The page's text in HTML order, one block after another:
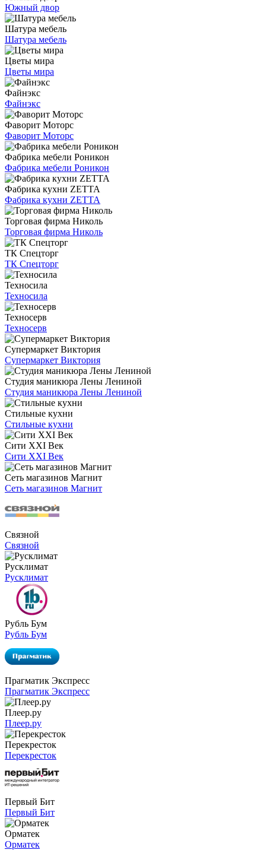
Южный двор
Шатура мебель
Шатура мебель
Цветы мира
Цветы мира
Файнэкс
Файнэкс
Фаворит Моторс
Фаворит Моторс
Фабрика мебели Роникон
Фабрика мебели Роникон
Фабрика кухни ZETTA
Фабрика кухни ZETTA
Торговая фирма Николь
Торговая фирма Николь
ТК Спецторг
ТК Спецторг
Техносила
Техносила
Техносерв
Техносерв
Супермаркет Виктория
Супермаркет Виктория
Студия маникюра Лены Лениной
Студия маникюра Лены Лениной
Стильные кухни
Стильные кухни
Сити XXI Век
Сити XXI Век
Сеть магазинов Магнит
Сеть магазинов Магнит
Связной
Связной
Русклимат
Русклимат
Рубль Бум
Рубль Бум
Прагматик Экспресс
Прагматик Экспресс
Плеер.ру
Плеер.ру
Перекресток
Перекресток
Первый Бит
Первый Бит
Орматек
Орматек